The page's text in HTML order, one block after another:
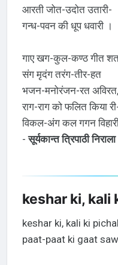
आरती जोत-उदोत उतारी-
गन्ध-पवन की धूप धवारी ।
गाए खग-कुल-कण्ठ गीत
संग मृदंग तरंग-तीर-हत
भजन-मनोरंजन-रत अविरत,
राग-राग को फलित किया
विकल-अंग कल गगन
-सूर्यकान्त त्रिपाठी निराला
keshar ki, kali
keshar ki, kali ki
paat-paat ki gaat